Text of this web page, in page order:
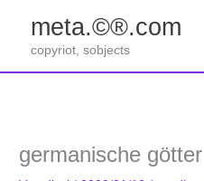
springen
meta.©®.com
copyriot, sobjects
germanische